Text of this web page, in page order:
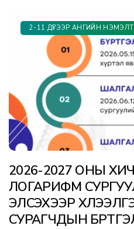
2-11 ДҮГЭЭР АНГИЙН
2026-2027 ОНЫ
ЛОГАРИФМ
ЭЛСЭХЭЭР
СУРАГЧДЫН